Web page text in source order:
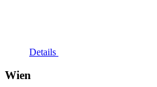
Details
Wien